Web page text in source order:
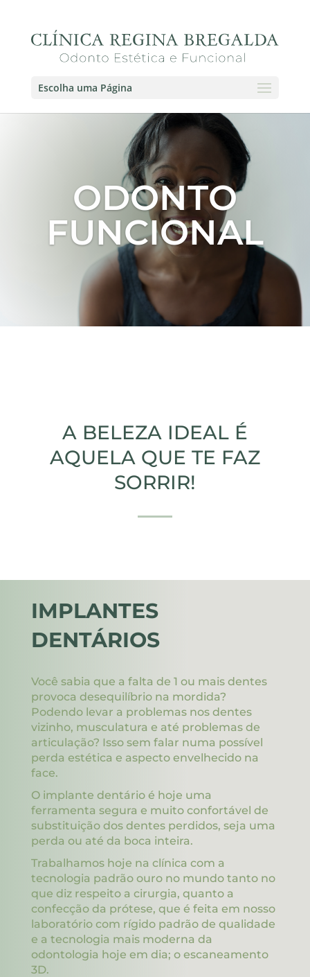
Escolha uma Página
ODONTO
FUNCIONAL
A BELEZA IDEAL É
AQUELA QUE TE FAZ
SORRIR!
IMPLANTES
DENTÁRIOS
Você sabia que a falta de 1 ou mais dentes
provoca desequilíbrio na mordida?
Podendo levar a problemas nos dentes
vizinho, musculatura e até problemas de
articulação? Isso sem falar numa possível
perda estética e aspecto envelhecido na
face.
O implante dentário é hoje uma
ferramenta segura e muito confortável de
substituição dos dentes perdidos, seja uma
perda ou até da boca inteira.
Trabalhamos hoje na clínica com a
tecnologia padrão ouro no mundo tanto no
que diz respeito a cirurgia, quanto a
confecção da prótese, que é feita em nosso
laboratório com rígido padrão de qualidade
e a tecnologia mais moderna da
odontologia hoje em dia; o escaneamento
3D.